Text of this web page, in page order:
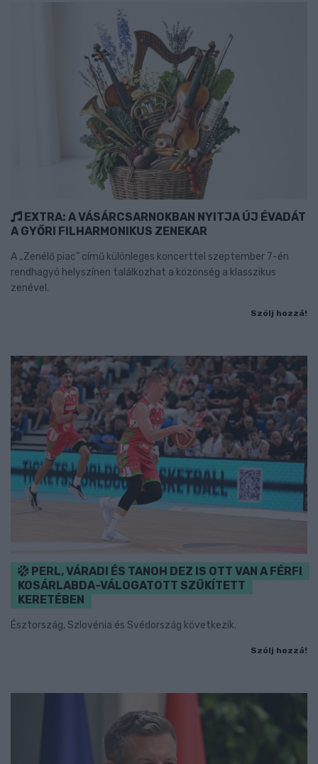
EXTRA: A VÁSÁRCSARNOKBAN NYITJA ÚJ ÉVADÁT
A GYŐRI FILHARMONIKUS ZENEKAR
A „Zenélő piac” című különleges koncerttel szeptember 7-én
rendhagyó helyszínen találkozhat a közönség a klasszikus
zenével.
Szólj hozzá!
PERL, VÁRADI ÉS TANOH DEZ IS OTT VAN A FÉRFI
KOSÁRLABDA-VÁLOGATOTT SZŰKÍTETT
KERETÉBEN
Észtország, Szlovénia és Svédország következik.
Szólj hozzá!